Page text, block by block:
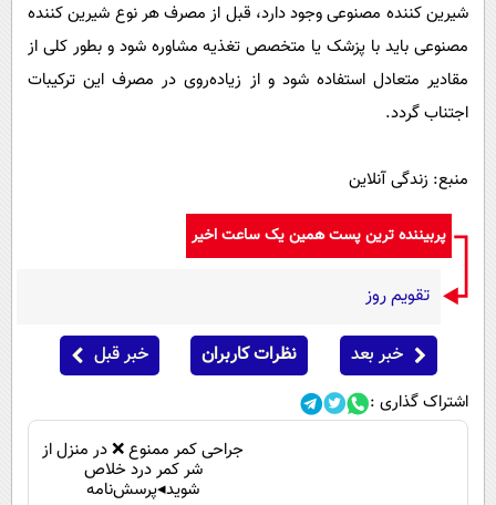
شیرین کننده مصنوعی وجود دارد، قبل از مصرف هر نوع شیرین کننده
مصنوعی باید با پزشک یا متخصص تغذیه مشاوره شود و بطور کلی از
مقادیر متعادل استفاده شود و از زیاده‌روی در مصرف این ترکیبات
اجتناب گردد.
منبع: زندگی آنلاین
پربیننده ترین پست همین یک ساعت اخیر
تقویم روز
خبر بعد نظرات کاربران خبر قبل
اشتراک گذاری :
جراحی کمر ممنوع ❌ در منزل از
شر کمر درد خلاص
شوید◂پرسش‌نامه